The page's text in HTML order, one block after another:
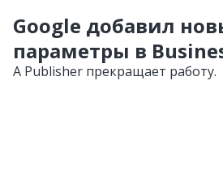
Google добавил
параметры в
А Publisher прекращает работу.